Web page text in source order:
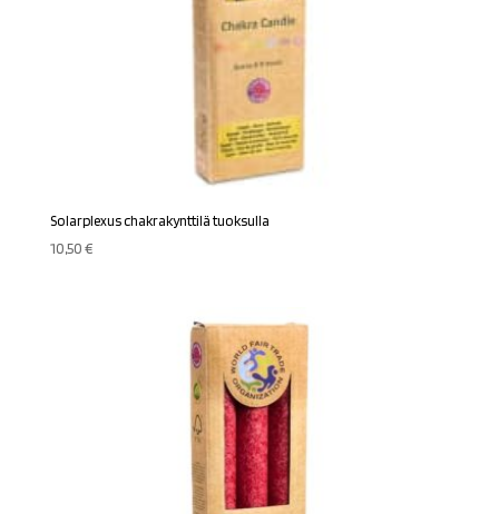
Solarplexus chakrakynttilä tuoksulla
10,50€